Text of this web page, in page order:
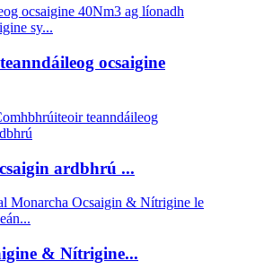
ocsaigine
ardbhrú ...
& Nítrigine...